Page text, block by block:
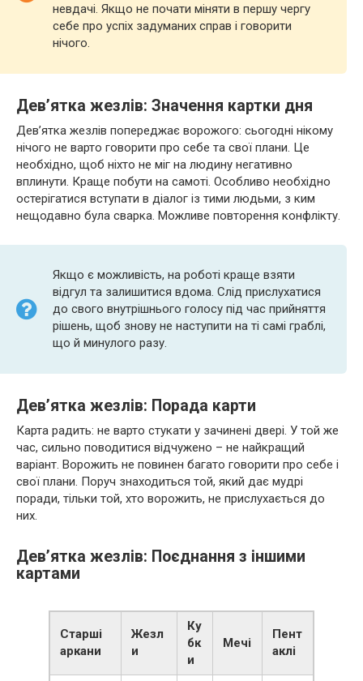
невдачі. Якщо не почати міняти в першу чергу
себе про успіх задуманих справ і говорити
нічого.
Дев’ятка жезлів: Значення картки дня
Дев’ятка жезлів попереджає ворожого: сьогодні нікому
нічого не варто говорити про себе та свої плани. Це
необхідно, щоб ніхто не міг на людину негативно
вплинути. Краще побути на самоті. Особливо необхідно
остерігатися вступати в діалог із тими людьми, з ким
нещодавно була сварка. Можливе повторення конфлікту.
Якщо є можливість, на роботі краще взяти
відгул та залишитися вдома. Слід прислухатися
до свого внутрішнього голосу під час прийняття
рішень, щоб знову не наступити на ті самі граблі,
що й минулого разу.
Дев’ятка жезлів: Порада карти
Карта радить: не варто стукати у зачинені двері. У той же
час, сильно поводитися відчужено – не найкращий
варіант. Ворожить не повинен багато говорити про себе і
свої плани. Поруч знаходиться той, який дає мудрі
поради, тільки той, хто ворожить, не прислухається до
них.
Дев’ятка жезлів: Поєднання з іншими
картами
Старші
аркани
Жезл
и
Ку
бк
и
Мечі
Пент
аклі